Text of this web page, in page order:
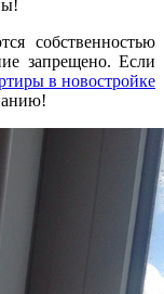
собственностью
запрещено. Если
в новостройке